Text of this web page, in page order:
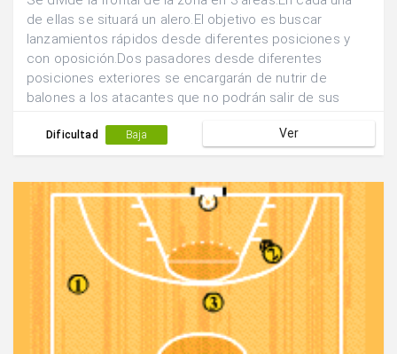
de ellas se situará un alero.El objetivo es buscar
lanzamientos rápidos desde diferentes posiciones y
con oposición.Dos pasadores desde diferentes
posiciones exteriores se encargarán de nutrir de
balones a los atacantes que no podrán salir de sus
líbremente para abortar la acción ofensiva.Los
atacantes tienen posibilidad de combinar entre ellos
Dificultad Baja Ver